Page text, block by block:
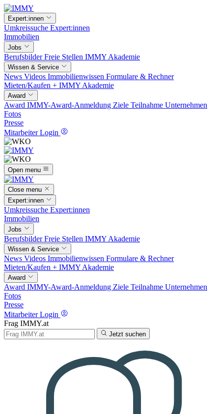
Expert:innen
Umkreissuche Expert:innen
Immobilien
Jobs
BerufsbilderFreie Stellen IMMY Akademie
Wissen & Service
News Videos Immobilienwissen Formulare & Rechner
Mieten/Kaufen + IMMY Akademie
Award
Award IMMY-Award-Anmeldung Ziele Teilnahme Unternehmen
Fotos
Presse
Mitarbeiter Login
Open menu
Close menu
Expert:innen
Umkreissuche Expert:innen
Immobilien
Jobs
BerufsbilderFreie Stellen IMMY Akademie
Wissen & Service
News Videos Immobilienwissen Formulare & Rechner
Mieten/Kaufen + IMMY Akademie
Award
Award IMMY-Award-Anmeldung Ziele Teilnahme Unternehmen
Fotos
Presse
Mitarbeiter Login
Frag IMMY.at
Jetzt suchen